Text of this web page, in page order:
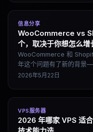
信息分享
WooCommerce vs
个，取决于你想怎么增
WooCommerce 和
年这个问题有了新的背景
量重新变重要，AI 工具开
2026年5月22日
VPS服务器
2026 年哪家 VPS 适